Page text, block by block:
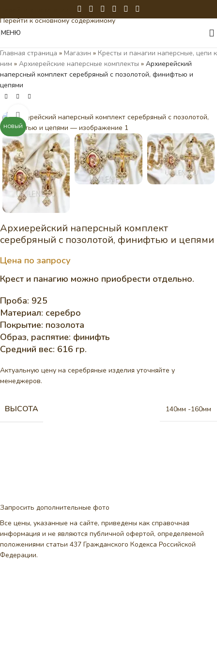
Перейти к основному содержимому
МЕНЮ
Главная страница » Магазин » Кресты и панагии наперсные, цепи к
ним » Архиерейские наперсные комплекты » Архиерейский
наперсный комплект серебряный с позолотой, финифтью и
цепями
НОВЫЙ
Нажмите, чтобы увеличить
Архиерейский наперсный комплект
серебряный с позолотой, финифтью и цепями
Цена по запросу
Крест и панагию можно приобрести отдельно.
Проба: 925
Материал: серебро
Покрытие: позолота
Образ, распятие: финифть
Средний вес: 616 гр.
Актуальную цену на серебряные изделия уточняйте у
менеджеров.
ВЫСОТА 140мм -160мм
Запросить дополнительные фото
Все цены, указанные на сайте, приведены как справочная
информация и не являются публичной офертой, определяемой
положениями статьи 437 Гражданского Кодекса Российской
Федерации.